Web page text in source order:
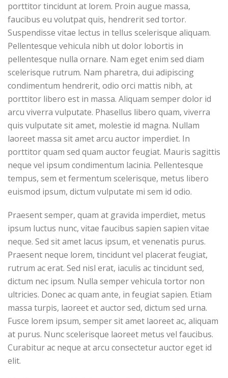
porttitor tincidunt at lorem. Proin augue massa,
faucibus eu volutpat quis, hendrerit sed tortor.
Suspendisse vitae lectus in tellus scelerisque aliquam.
Pellentesque vehicula nibh ut dolor lobortis in
pellentesque nulla ornare. Nam eget enim sed diam
scelerisque rutrum. Nam pharetra, dui adipiscing
condimentum hendrerit, odio orci mattis nibh, at
porttitor libero est in massa. Aliquam semper dolor id
arcu viverra vulputate. Phasellus libero quam, viverra
quis vulputate sit amet, molestie id magna. Nullam
laoreet massa sit amet arcu auctor imperdiet. In
porttitor quam sed quam auctor feugiat. Mauris sagittis
neque vel ipsum condimentum lacinia. Pellentesque
tempus, sem et fermentum scelerisque, metus libero
euismod ipsum, dictum vulputate mi sem id odio.
Praesent semper, quam at gravida imperdiet, metus
ipsum luctus nunc, vitae faucibus sapien sapien vitae
neque. Sed sit amet lacus ipsum, et venenatis purus.
Praesent neque lorem, tincidunt vel placerat feugiat,
rutrum ac erat. Sed nisl erat, iaculis ac tincidunt sed,
dictum nec ipsum. Nulla semper vehicula tortor non
ultricies. Donec ac quam ante, in feugiat sapien. Etiam
massa turpis, laoreet et auctor sed, dictum sed urna.
Fusce lorem ipsum, semper sit amet laoreet ac, aliquam
at purus. Nunc scelerisque laoreet metus vel faucibus.
Curabitur ac neque at arcu consectetur auctor eget id
elit.